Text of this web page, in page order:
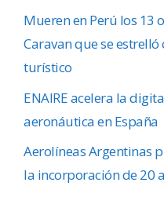
Mueren en Perú los 13
Caravan que se
turístico
ENAIRE acelera la
aeronáutica en España
Aerolíneas Argentinas
la incorporación de 20